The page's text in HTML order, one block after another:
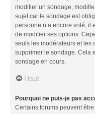
modifier un sondage,
sujet car le sondage est
personne n’a encore voté, il
de modifier ses options.
seuls les modérateurs et les
supprimer le sondage. Cela
sondage en cours.
Haut
Pourquoi ne puis-je pas
Certains forums peuvent